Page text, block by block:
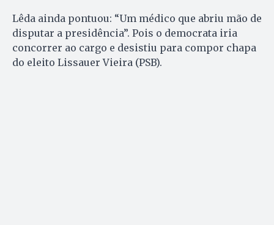
Lêda ainda pontuou: “Um médico que abriu mão de
disputar a presidência”. Pois o democrata iria
concorrer ao cargo e desistiu para compor chapa
do eleito Lissauer Vieira (PSB).